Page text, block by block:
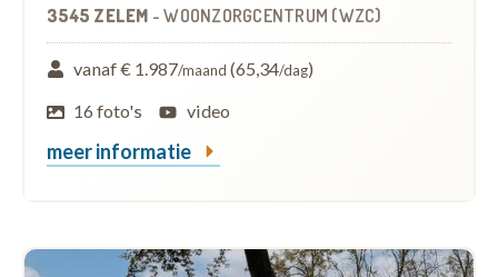
3545 ZELEM -WOONZORGCENTRUM (WZC)
vanaf € 1.987/maand (65,34/dag)
16 foto's
video
meer informatie